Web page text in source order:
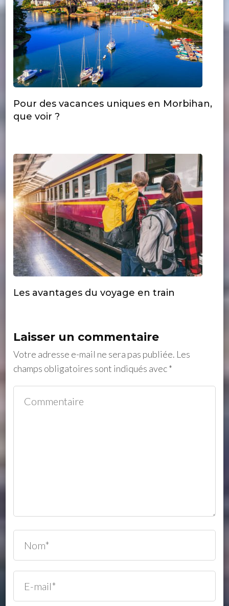
Pour des vacances uniques en Morbihan,
que voir ?
Les avantages du voyage en train
Laisser un commentaire
Votre adresse e-mail ne sera pas publiée. Les
champs obligatoires sont indiqués avec*